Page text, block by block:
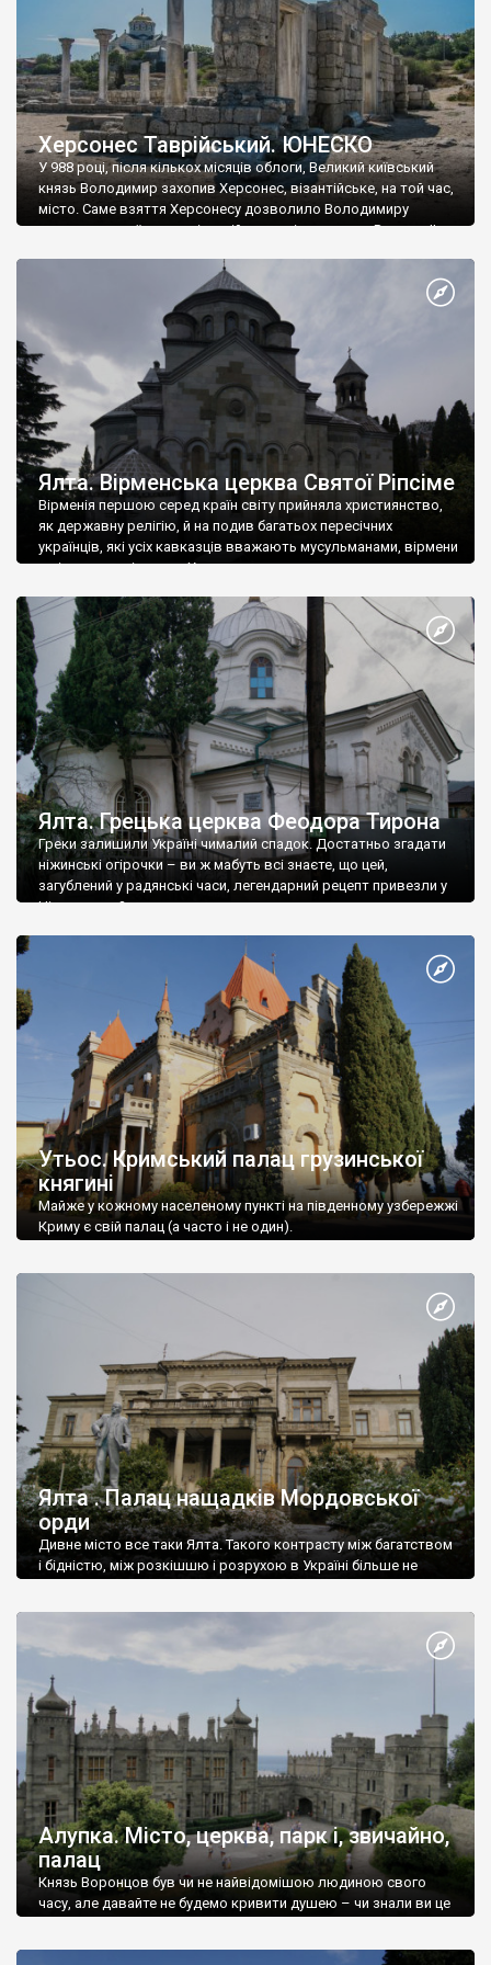
Херсонес Таврійський. ЮНЕСКО
У 988 році, після кількох місяців облоги, Великий київський
князь Володимир захопив Херсонес, візантійське, на той час,
місто. Саме взяття Херсонесу дозволило Володимиру
диктувати свої умови візантійському імператору Василю ІІ, та
Херсонесі Володимир-язичник, став Василем-християнином.
А потім було Хрещення Русі. На честь Херсонесу Таврійського
Ялта. Вірменська церква Святої Ріпсіме
Вірменія першою серед країн світу прийняла християнство,
як державну релігію, й на подив багатьох пересічних
українців, які усіх кавказців вважають мусульманами, вірмени
є відданими вірянами Христа
Ялта. Грецька церква Феодора Тирона
Греки залишили Україні чималий спадок. Достатньо згадати
ніжинські огірочки – ви ж мабуть всі знаєте, що цей,
загублений у радянські часи, легендарний рецепт привезли у
Ніжин греки?
Утьос. Кримський палац грузинської
княгині
Майже у кожному населеному пункті на південному узбережжі
Криму є свій палац (а часто і не один).
Ялта . Палац нащадків Мордовської
орди
Дивне місто все таки Ялта. Такого контрасту між багатством
і бідністю, між розкішшю і розрухою в Україні більше не
Алупка. Місто, церква, парк і, звичайно,
палац
Князь Воронцов був чи не найвідомішою людиною свого
часу, але давайте не будемо кривити душею – чи знали ви це